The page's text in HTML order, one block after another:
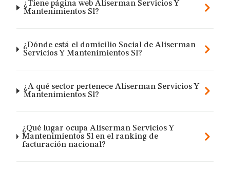
¿Tiene página web Aliserman Servicios Y
Mantenimientos Sl?
¿Dónde está el domicilio Social de Aliserman
Servicios Y Mantenimientos Sl?
¿A qué sector pertenece Aliserman Servicios Y
Mantenimientos Sl?
¿Qué lugar ocupa Aliserman Servicios Y
Mantenimientos Sl en el ranking de
facturación nacional?